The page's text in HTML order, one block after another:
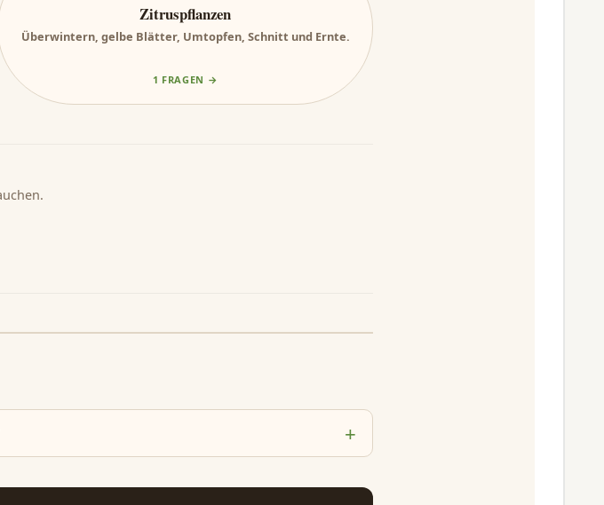
Zitruspflanzen
Überwintern, gelbe Blätter, Umtopfen, Schnitt und Ernte.
1 FRAGEN →